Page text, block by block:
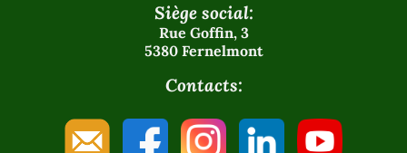
Siège social:
Rue Goffin, 3
5380 Fernelmont
Contacts: